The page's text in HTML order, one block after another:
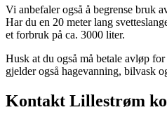
Vi anbefaler også å begrense bruk
Har du en 20 meter lang
et forbruk på ca. 3000 liter.
Husk at du også må betale avløp
gjelder også hagevanning, bilvask
Kontakt Lillestrøm